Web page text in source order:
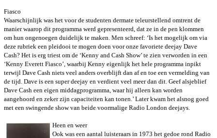
Fiasco
Waarschijnlijk was het voor de studenten dermate teleurstellend omtrent de
manier waarop dit programma werd gepresenteerd, dat ze in de pen klommen
om hun ongenoegen duidelijk te maken. Men schreef: ‘Is het mogelijk om via
deze rubriek een pleidooi te mogen doen voor onze favoriete deejay Dave
Cash? Het is erg triest om de ‘Kenny and Cash Show’ te zien verworden in een
‘Kenny Everett Fiasco’, waarbij Kenny eigenlijk het hele programma inpikt
terwijl Dave Cash niets veel anders overblijft dan af en toe een vermelding van
de tijd. Dave is een super deejay en verdient veel meer dan dit. Geef alsjeblief
Dave Cash een eigen middagprogramma, waarhij alleen kan worden
aangehoord en zeker zijn capaciteiten kan tonen.’ Laterkwam het alsnog goed
met een swingende show van beide voormalige Radio London deejays.
Heen en weer
Ook was een aantal luisteraars in 1973 het gedoe rond Radio